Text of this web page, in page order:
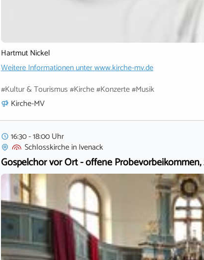
Hartmut Nickel
Weitere Informationen unterwww.kirche-mv.de
#Kultur & Tourismus #Kirche #Konzerte #Musik
Kirche-MV
16:30 - 18:00 Uhr
SchlosskircheinIvenack
Gospelchor vor Ort - offene